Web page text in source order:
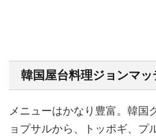
韓国屋台料理ジョンマ
メニューはかなり豊富。韓国
ョプサルから、トッポギ、プ